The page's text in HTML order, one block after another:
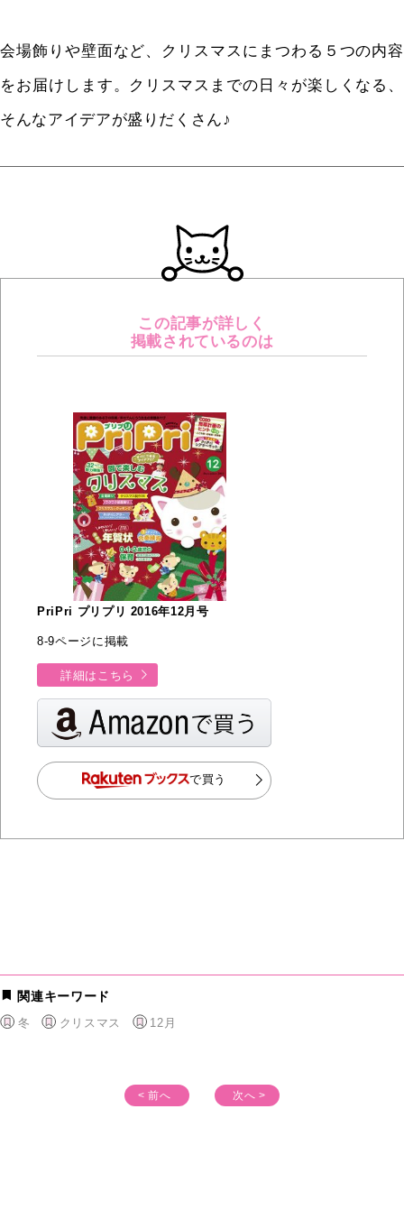
会場飾りや壁面など、クリスマスにまつわる５つの内容
をお届けします。クリスマスまでの日々が楽しくなる、
そんなアイデアが盛りだくさん♪
この記事が詳しく
掲載されているのは
PriPri プリプリ 2016年12月号
8-9ページに掲載
詳細はこちら
で買う
関連キーワード
冬 クリスマス 12月
< 前へ 次へ >